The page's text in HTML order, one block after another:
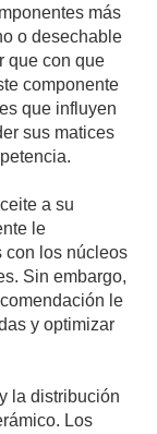
más
o desechable
que con que
componente
que influyen
sus matices
a su
le
con los núcleos
Sin embargo,
le
y optimizar
la distribución
Los